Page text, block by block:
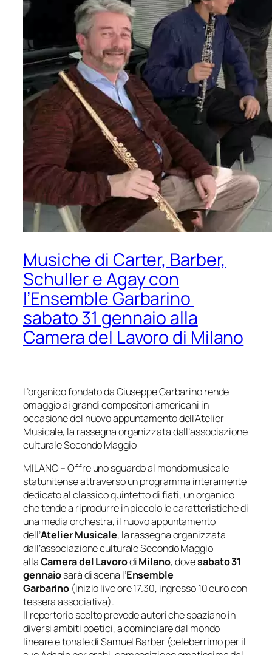
Musiche di Carter, Barber,
Schuller e Agay con
l’Ensemble Garbarino
sabato 31 gennaio alla
Camera del Lavoro di Milano
L’organico fondato da Giuseppe Garbarino rende
omaggio ai grandi compositori americani in
occasione del nuovo appuntamento dell’Atelier
Musicale, la rassegna organizzata dall’associazione
culturale Secondo Maggio
MILANO – Offre uno sguardo al mondo musicale
statunitense attraverso un programma interamente
dedicato al classico quintetto di fiati, un organico
che tende a riprodurre in piccolo le caratteristiche di
una media orchestra, il nuovo appuntamento
dell’Atelier Musicale, la rassegna organizzata
dall’associazione culturale Secondo Maggio
allaCamera del LavorodiMilano, dovesabato 31
gennaiosarà di scena l’Ensemble
Garbarino (inizio live ore 17.30, ingresso 10 euro con
tessera associativa).
Il repertorio scelto prevede autori che spaziano in
diversi ambiti poetici, a cominciare dal mondo
lineare e tonale di Samuel Barber (celeberrimo per il